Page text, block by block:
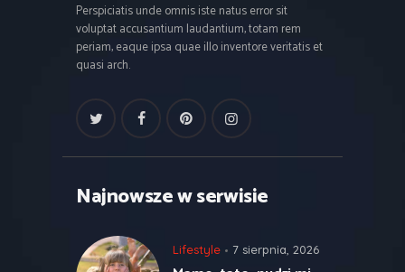
Perspiciatis unde omnis iste natus error sit
voluptat accusantium laudantium, totam rem
periam, eaque ipsa quae illo inventore veritatis et
quasi arch.
Najnowsze w serwisie
Lifestyle 7 sierpnia, 2026